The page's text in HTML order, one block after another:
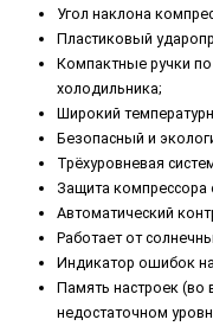
Угол наклона
Пластиковый
Компактные ручки
холодильника;
Широкий
Безопасный и
Трёхуровневая
Защита компрессора
Автоматический
Работает от
Индикатор ошибок
Память настроек (во
недостаточном